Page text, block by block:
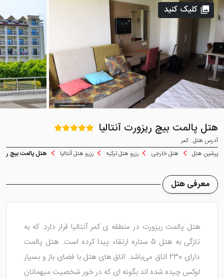
هتل پالمت بیچ ریزورت آنتالیا
آدرس هتل : کمر
پرشین هتل
هتل خارجی رزرو هتل ترکیه رزرو هتل آنتالیا هتل پالمت بیچ
کلیک کنید
معرفی هتل
هتل پالمت ریزورت در منطقه ی کمر آنتالیا قرار دارد. که به
تازگی به هتل 5 ستاره ارتقاء پیدا کرده است. هتل پالمت
دارای 230 اتاق می‌باشد. اتاق های هتل با فضای باز و بسیار
لوکس چیده شده اند بگونه ای که در خور شخصیت میهمانان